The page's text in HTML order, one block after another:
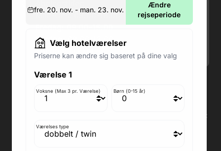
fre. 20. nov. - man. 23. nov.
Ændre
rejseperiode
Vælg hotelværelser
Priserne kan ændre sig baseret på dine valg
Værelse 1
Voksne (Max 3 pr. Værelse) Børn (0-15 år)
Værelses type
Man-Ons: 09.00-18.00
Lørdag: 09.00-12.00
Søndag: Lukket
Adresse butik: Fodboldpakker ApS Rosendal 1C
2860 Søborg
Medlem af rejsegarantifonden: 3350
Adresse kontor: Fodboldpakker ApS Rosendal 1C
2860 Søborg
CVR: 41967218